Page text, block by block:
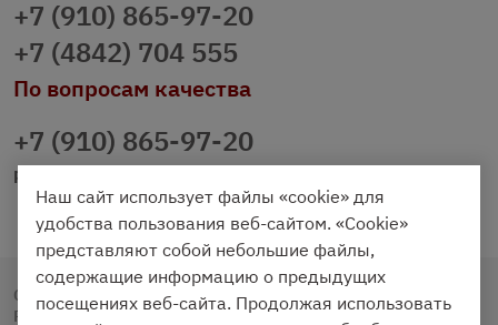
+7 (910) 865-97-20
+7 (4842) 704 555
По вопросам качества
+7 (910) 865-97-20
prazdnichniy40@palmi.ru
Copyright © 2020 - 2026. Праздничный Стол.
Разработка и продвижение - Vegas Studio
Наш сайт использует файлы «cookie» для
удобства пользования веб-сайтом. «Cookie»
представляют собой небольшие файлы,
содержащие информацию о предыдущих
посещениях веб-сайта. Продолжая использовать